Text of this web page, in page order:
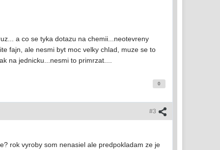
a co se tyka dotazu na chemii...neotevreny
fajn, ale nesmi byt moc velky chlad, muze se to
na jednicku...nesmi to primrzat....
0
#3
rok vyroby som nenasiel ale predpokladam ze je